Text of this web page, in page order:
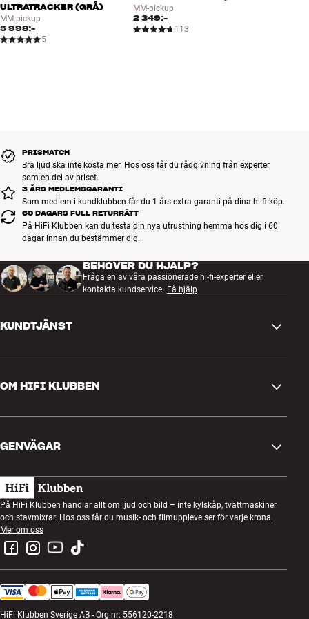
Energiförbrukning: 4,5 watt (max) / <0,3 watt standby
ULTRATRACKER (GRÅ)
MM-pickup
5 998:-
5
MM-pickup
2 349:-
113
PRISMATCH
Bra ljud ska inte kosta mer. Hos oss får du rådgivning från experter
som en del av priset.
3 ÅRS MEDLEMSGARANTI
Som medlem i kundklubben får du 1 års extra garanti på dina hi-fi-köp.
60 DAGARS FULL RETURRÄTT
På HiFi Klubben kan du testa din nya utrustning hemma hos dig i 60
dagar innan du bestämmer dig.
BEHÖVER DU HJÄLP?
Fråga en av våra passionerade hi-fi-experter eller
kontakta kundservice. Få hjälp
KUNDTJÄNST
Retur och reklamation
Ångra beställning
Köpvillkor
Integritetspolicy
OM HIFI KLUBBEN
Kundklubb
Lyssnarkväll
Tävlingar
Jobb i HiFi Klubben
GENVÄGAR
Presentkort
Bygg med ljud
Montering och installation
Retur av elavfall
Produktrecensioner
På HiFi Klubben handlar allt om ljud och bild – inte kylskåp, tvättmaskiner
och stavmixrar. Hos oss får du musik- och filmupplevelser för varje krona.
Mer om oss
HiFi Klubben Sverige AB - Org.nr: 556120-2218